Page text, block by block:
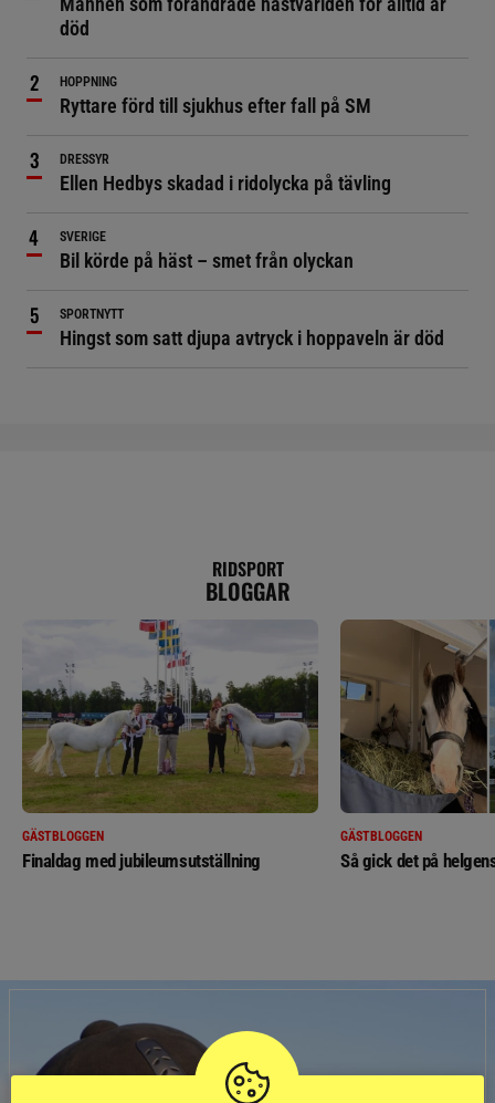
död
HOPPNING
Ryttare förd till sjukhus efter fall på SM
DRESSYR
Ellen Hedbys skadad i ridolycka på tävling
SVERIGE
Bil körde på häst – smet från olyckan
SPORTNYTT
Hingst som satt djupa avtryck i hoppaveln är död
RIDSPORT
BLOGGAR
GÄSTBLOGGEN
Finaldag med jubileumsutställning
GÄSTBLOGGEN
Så gick det på